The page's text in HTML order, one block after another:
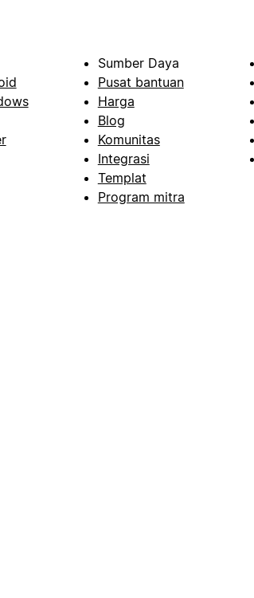
Sumber Daya
Pusat bantuan
Harga
Blog
Komunitas
Integrasi
Templat
Program mitra